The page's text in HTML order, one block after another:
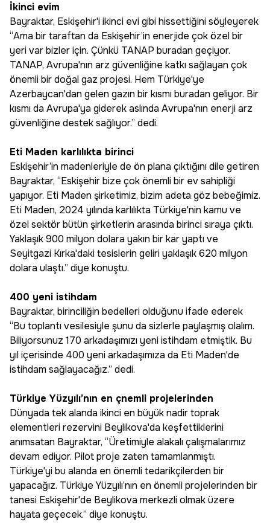
İkinci evim
Bayraktar, Eskişehir'i ikinci evi gibi hissettiğini söyleyerek
“Ama bir taraftan da Eskişehir’in enerjide çok özel bir
yeri var bizler için. Çünkü TANAP buradan geçiyor.
TANAP, Avrupa'nın arz güvenliğine katkı sağlayan çok
önemli bir doğal gaz projesi. Hem Türkiye'ye
Azerbaycan'dan gelen gazın bir kısmı buradan geliyor. Bir
kısmı da Avrupa'ya giderek aslında Avrupa'nın enerji arz
güvenliğine destek sağlıyor.” dedi.
Eti Maden karlılıkta birinci
Eskişehir’in madenleriyle de ön plana çıktığını dile getiren
Bayraktar, “Eskişehir bize çok önemli bir ev sahipliği
yapıyor. Eti Maden şirketimiz, bizim adeta göz bebeğimiz.
Eti Maden, 2024 yılında karlılıkta Türkiye'nin kamu ve
özel sektör bütün şirketlerin arasında birinci sıraya çıktı.
Yaklaşık 900 milyon dolara yakın bir kar yaptı ve
Seyitgazi Kırka'daki tesislerin geliri yaklaşık 620 milyon
dolara ulaştı.” diye konuştu.
400 yeni istihdam
Bayraktar, birinciliğin bedelleri olduğunu ifade ederek
“Bu toplantı vesilesiyle şunu da sizlerle paylaşmış olalım.
Biliyorsunuz 170 arkadaşımızı yeni istihdam etmiştik. Bu
yıl içerisinde 400 yeni arkadaşımıza da Eti Maden'de
istihdam sağlayacağız.” dedi.
Türkiye Yüzyılı’nın en çnemli projelerinden
Dünyada tek alanda ikinci en büyük nadir toprak
elementleri rezervini Beylikova'da keşfettiklerini
anımsatan Bayraktar, “Üretimiyle alakalı çalışmalarımız
devam ediyor. Pilot proje zaten tamamlanmıştı.
Türkiye'yi bu alanda en önemli tedarikçilerden bir
yapacağız. Türkiye Yüzyılı’nın en önemli projelerinden bir
tanesi Eskişehir'de Beylikova merkezli olmak üzere
hayata geçecek.” diye konuştu.